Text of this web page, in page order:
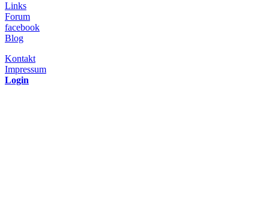
Links
Forum
facebook
Blog
Kontakt
Impressum
Login